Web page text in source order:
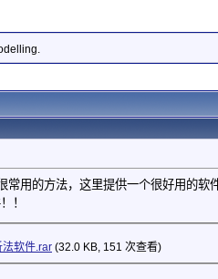
常用的方法，这里提供一个很好用的
！
软件.rar(32.0 KB, 151 次查看)